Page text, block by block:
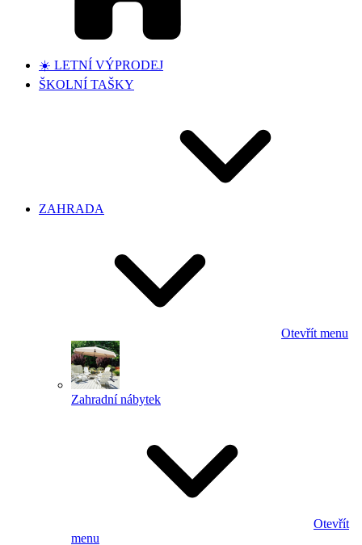
☀️ LETNÍ VÝPRODEJ
ŠKOLNÍ TAŠKY
ZAHRADA
Otevřít menu
Zahradní nábytek
Otevřít
menu